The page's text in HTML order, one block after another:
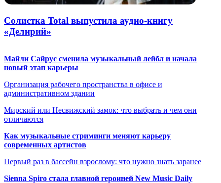
Солистка Total выпустила аудио-книгу
«Делирий»
Майли Сайрус сменила музыкальный лейбл и начала
новый этап карьеры
Организация рабочего пространства в офисе и
административном здании
Мирский или Несвижский замок: что выбрать и чем они
отличаются
Как музыкальные стриминги меняют карьеру
современных артистов
Первый раз в бассейн взрослому: что нужно знать заранее
Sienna Spiro стала главной героиней New Music Daily